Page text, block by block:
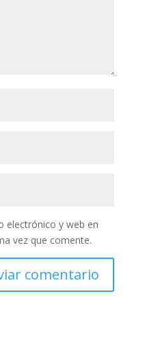
electrónico y web en
vez que comente.